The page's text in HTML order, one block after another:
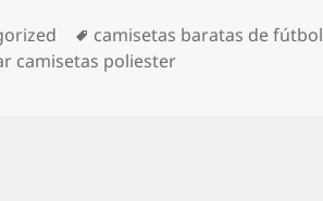
Etiquetas
camisetas baratas de fútbol
camisetas poliester